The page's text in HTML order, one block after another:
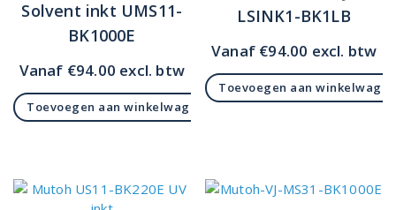
Solvent inkt UMS11-
BK1000E
Vanaf €94.00 excl. btw
Toevoegen aan winkelwagen
LSINK1-BK1LB
Vanaf €94.00 excl. btw
Toevoegen aan winkelwagen